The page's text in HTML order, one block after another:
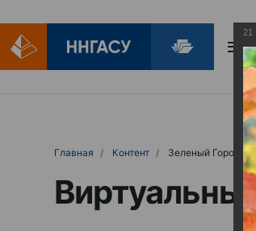
Главная Контент Зеленый Город
21